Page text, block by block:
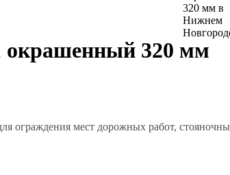
окрашенный 320 мм
ограждения мест дорожных работ,